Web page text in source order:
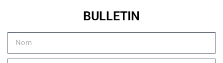
BULLETIN